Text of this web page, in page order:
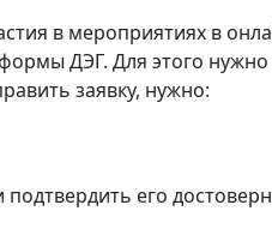
в мероприятиях в
ДЭГ. Для этого
заявку, нужно:
его